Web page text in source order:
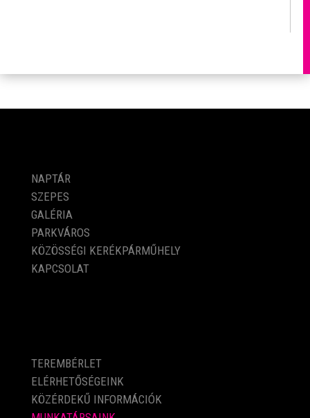
NAPTÁR
SZEPES
GALÉRIA
PARKVÁROS
KÖZÖSSÉGI KERÉKPÁRMŰHELY
KAPCSOLAT
TEREMBÉRLET
ELÉRHETŐSÉGEINK
KÖZÉRDEKŰ INFORMÁCIÓK